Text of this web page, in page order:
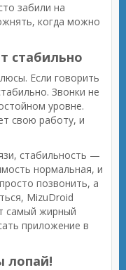
забили на
когда можно
стабильно
Если говорить
Звонки не
уровне.
свою работу, и
стабильность —
нормальная, и
позвонить, а
MizuDroid
самый жирный
приложение в
лопай!